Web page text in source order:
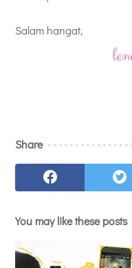
Salam hangat,
Share
You may like these posts